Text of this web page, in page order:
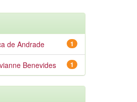
1
de Andrade
1
Benevides